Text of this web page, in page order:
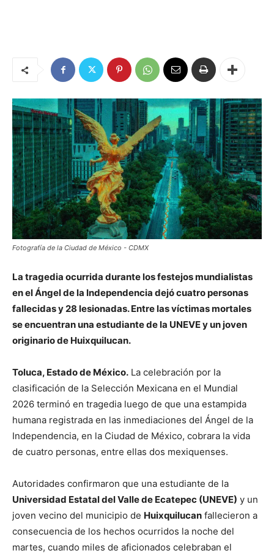
Fotografía de la Ciudad de México - CDMX
La tragedia ocurrida durante los festejos mundialistas
en el Ángel de la Independencia dejó cuatro personas
fallecidas y 28 lesionadas. Entre las víctimas mortales
se encuentran una estudiante de la UNEVE y un joven
originario de Huixquilucan.
Toluca, Estado de México. La celebración por la
clasificación de la Selección Mexicana en el Mundial
2026 terminó en tragedia luego de que una estampida
humana registrada en las inmediaciones del Ángel de la
Independencia, en la Ciudad de México, cobrara la vida
de cuatro personas, entre ellas dos mexiquenses.
Autoridades confirmaron que una estudiante de la
Universidad Estatal del Valle de Ecatepec (UNEVE) y un
joven vecino del municipio de Huixquilucan fallecieron a
consecuencia de los hechos ocurridos la noche del
martes, cuando miles de aficionados celebraban el